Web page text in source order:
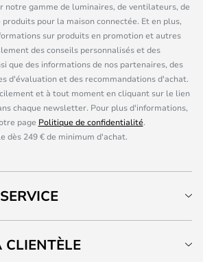
notre gamme de luminaires, de ventilateurs, de
pour la maison connectée. Et en plus,
sur produits en promotion et autres
des conseils personnalisés et des
que des informations de nos partenaires, des
d'évaluation et des recommandations d'achat.
et à tout moment en cliquant sur le lien
chaque newsletter. Pour plus d'informations,
page Politique de confidentialité.
dès 249 € de minimum d'achat.
CLIENTÈLE